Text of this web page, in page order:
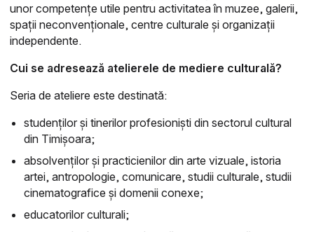
unor competențe utile pentru activitatea în muzee, galerii,
spații neconvenționale, centre culturale și organizații
independente.
Cui se adresează atelierele de mediere culturală?
Seria de ateliere este destinată:
studenților și tinerilor profesioniști din sectorul cultural
din Timișoara;
absolvenților și practicienilor din arte vizuale, istoria
artei, antropologie, comunicare, studii culturale, studii
cinematografice și domenii conexe;
educatorilor culturali;